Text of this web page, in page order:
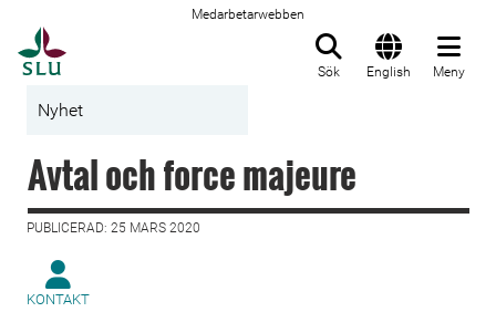
Medarbetarwebben
Sök English Meny
Nyhet
Avtal och force majeure
PUBLICERAD: 25 MARS 2020
KONTAKT